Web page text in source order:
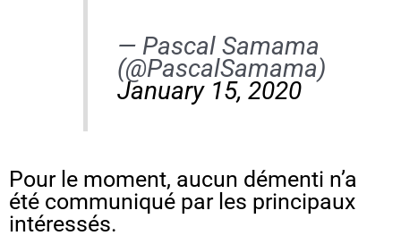
— Pascal Samama
(@PascalSamama)
January 15, 2020
Pour le moment, aucun démenti n’a
été communiqué par les principaux
intéressés.